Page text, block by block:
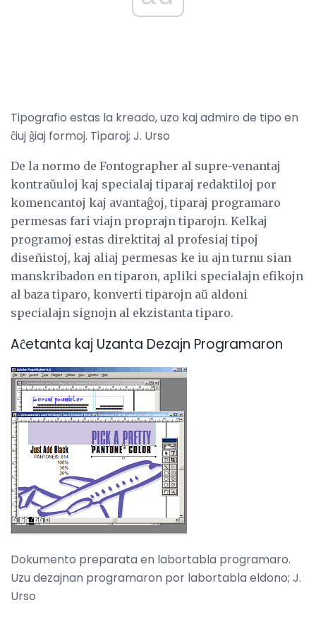
Tipografio estas la kreado, uzo kaj admiro de tipo en
ĉiuj ĝiaj formoj. Tiparoj; J. Urso
De la normo de Fontographer al supre-venantaj
kontraŭuloj kaj specialaj tiparaj redaktiloj por
komencantoj kaj avantaĝoj, tiparaj programaro
permesas fari viajn proprajn tiparojn. Kelkaj
programoj estas direktitaj al profesiaj tipoj
diseñistoj, kaj aliaj permesas ke iu ajn turnu sian
manskribadon en tiparon, apliki specialajn efikojn
al baza tiparo, konverti tiparojn aŭ aldoni
specialajn signojn al ekzistanta tiparo.
Aĉetanta kaj Uzanta Dezajn Programaron
Dokumento preparata en labortabla programaro.
Uzu dezajnan programaron por labortabla eldono; J.
Urso